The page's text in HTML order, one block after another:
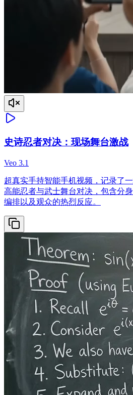
史诗忍者对决：现场舞台激战
Veo 3.1
超真实手持智能手机视频，记录了
高能忍者与武士舞台对决，包含分
编排以及观众的热烈反应。